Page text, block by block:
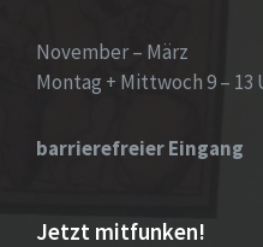
November – März
Montag + Mittwoch 9 – 13
barrierefreier Eingang
Jetzt mitfunken!